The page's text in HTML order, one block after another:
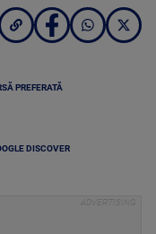
PREFERATĂ
DISCOVER